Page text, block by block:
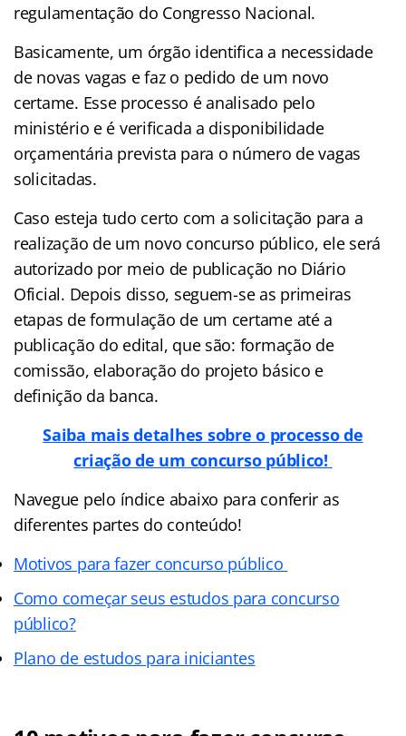
regulamentação do Congresso Nacional.
Basicamente, um órgão identifica a necessidade
de novas vagas e faz o pedido de um novo
certame. Esse processo é analisado pelo
ministério e é verificada a disponibilidade
orçamentária prevista para o número de vagas
solicitadas.
Caso esteja tudo certo com a solicitação para a
realização de um novo concurso público, ele será
autorizado por meio de publicação no Diário
Oficial. Depois disso, seguem-se as primeiras
etapas de formulação de um certame até a
publicação do edital, que são: formação de
comissão, elaboração do projeto básico e
definição da banca.
Saiba mais detalhes sobre o processo de
criação de um concurso público!
Navegue pelo índiceabaixo para conferir as
diferentes partes do conteúdo!
Motivos para fazer concurso público
Como começar seus estudos para concurso
público?
Plano de estudos para iniciantes